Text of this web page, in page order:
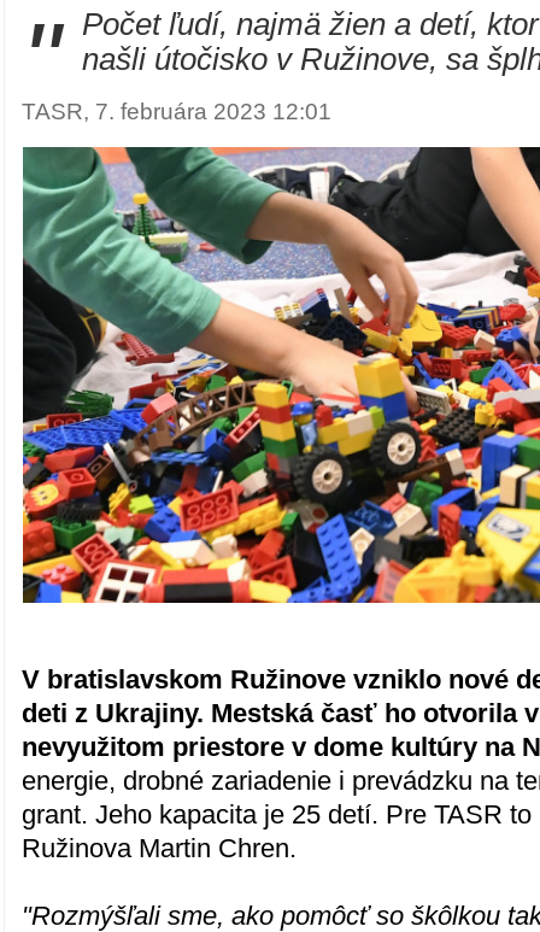
"
Počet ľudí, najmä žien a detí,
našli útočisko v Ružinove, sa
TASR, 7. februára 2023 12:01
V bratislavskom Ružinove vzniklo nové
deti z Ukrajiny. Mestská časť ho otvorila
nevyužitom priestore v dome kultúry na
energie, drobné zariadenie i prevádzku na
grant. Jeho kapacita je 25 detí. Pre TASR
Ružinova Martin Chren.
"Rozmýšľali sme, ako pomôcť so škôlkou